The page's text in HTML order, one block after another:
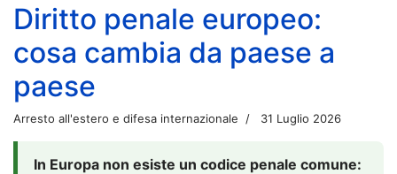
Diritto penale europeo:
cosa cambia da paese a
paese
Arresto all'estero e difesa internazionale 31 Luglio 2026
In Europa non esiste un codice penale comune: